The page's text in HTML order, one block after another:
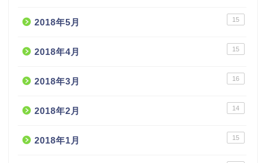
2018年5月 15
2018年4月 15
2018年3月 16
2018年2月 14
2018年1月 15